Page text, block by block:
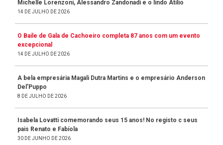
Michelle Lorenzoni, Alessandro Zandonadi e o lindo Atílio
14 DE JULHO DE 2026
O Baile de Gala de Cachoeiro completa 87 anos com um evento
excepcional
14 DE JULHO DE 2026
A bela empresária Magali Dutra Martins e o empresário Anderson
Del’Puppo
8 DE JULHO DE 2026
Isabela Lovatti comemorando seus 15 anos! No registo c seus
pais Renato e Fabíola
30 DE JUNHO DE 2026